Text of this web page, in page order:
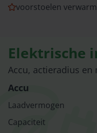
voorstoelen
Elektrische
Accu, actieradius en
Accu
Laadvermogen
Capaciteit